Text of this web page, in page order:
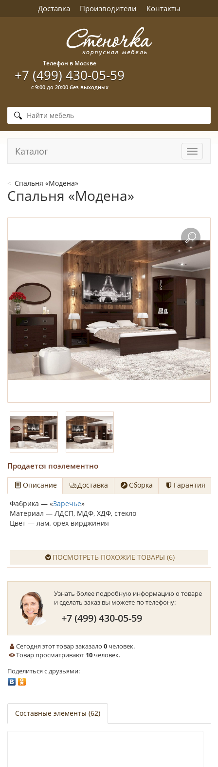
Доставка Производители Контакты
Телефон в Москве
+7 (499) 430-05-59
с 9:00 до 20:00 без выходных
Каталог
Спальня «Модена»
Спальня «Модена»
Продается поэлементно
Описание Доставка Сборка
Гарантия
Фабрика — «Заречье»
Материал — ЛДСП, МДФ, ХДФ, стекло
Цвет — лам. орех вирджиния
ПОСМОТРЕТЬ ПОХОЖИЕ ТОВАРЫ (6)
Узнать более подробную информацию о товаре
и сделать заказ вы можете по телефону:
+7 (499) 430-05-59
Сегодня этот товар заказало0 человек.
Товар просматривают 10 человек.
Поделиться с друзьями:
Составные элементы (62)